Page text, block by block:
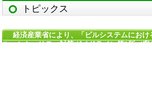
トピックス
経済産業省により、「ビルシステムにおけ
ル・セキュリティ対策ガイドライン第1版（